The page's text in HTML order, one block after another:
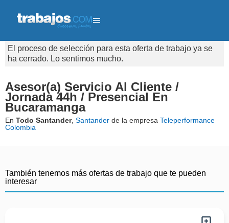
El proceso de selección para esta oferta de trabajo ya se
ha cerrado. Lo sentimos mucho.
Asesor(a) Servicio Al Cliente /
Jornada 44h / Presencial En
Bucaramanga
En Todo Santander, Santander de la empresa Teleperformance
Colombia
También tenemos más ofertas de trabajo que te pueden
interesar